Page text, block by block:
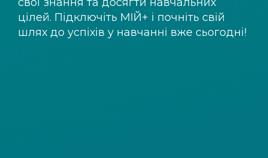
цілей. Підключіть МІЙ+ і почніть свій
шлях до успіхів у навчанні вже сьогодні!